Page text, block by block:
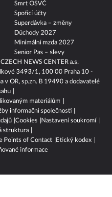
CZECH NEWS CENTER a.s.
3493/1, 100 00 Praha 10 -
v OR, sp.zn. B 19490 a dodavatelé
materiálům
informační společnosti
Cookies
Nastavení soukromí
struktura
Points of Contact
Etický kodex
informace
Smrt OSVČ
Spořicí účty
Superdávka – změny
Důchody 2027
Minimální mzda 2027
Senior Pas – slevy